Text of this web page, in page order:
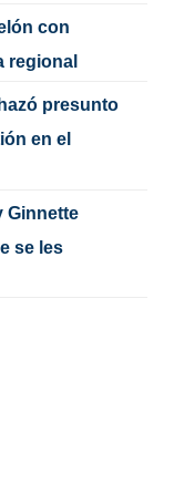
con
regional
presunto
en el
Ginnette
se les